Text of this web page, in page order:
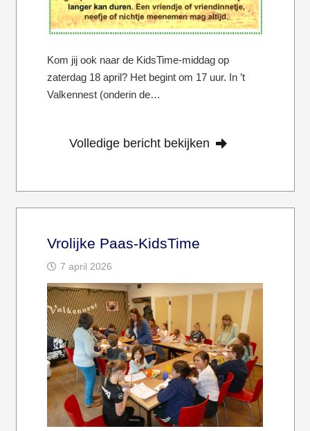
Kom jij ook naar de KidsTime-middag op
zaterdag 18 april? Het begint om 17 uur. In ’t
Valkennest (onderin de…
Volledige bericht bekijken
Vrolijke Paas-KidsTime
7 april 2026